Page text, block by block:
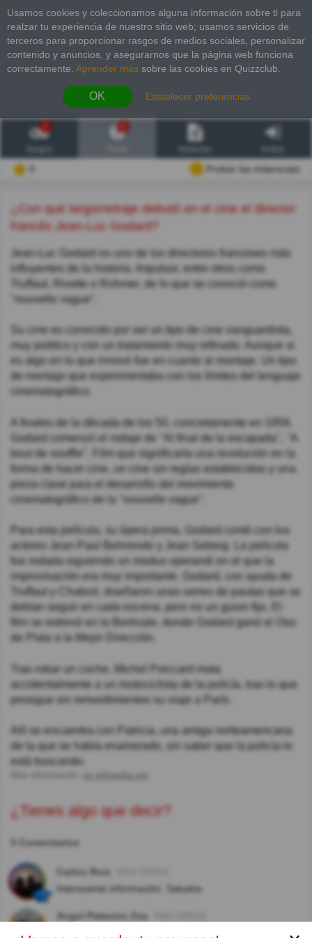
Usamos cookies y coleccionamos alguna información sobre ti para
realzar tu experiencia de nuestro sitio web; usamos servicios de
terceros para proporcionar rasgos de medios sociales, personalizar
contenido y anuncios, y asegurarnos que la página web funciona
correctamente. Aprender más sobre las cookies en Quizzclub.
OK Establecer preferencias
2
Probar las inderectas
¿Con qué largometraje debutó en el cine el director
francés Jean-Luc Godard?
Jean-Luc Godard es uno de los directores franceses más
influyentes de la historia. Impulsor, entre otros como
Truffaut, Rivette o Rohmer, de lo que se conoció como
"nouvelle vague".
Su cine es conocido por ser un tipo de cine vanguardista,
muy poético y con un tratamiento muy refinado. Aunque si
es algo en lo que innovó fue en cuanto al montaje. Un tipo
de montaje que experimentaba con los límites del lenguaje
cinematográfico.
A finales de la década de los 50, concretamente en 1959,
Godard comenzó el rodaje de "Al final de la escapada", "A
bout de souffle". Film que significaría una revolución en la
forma de hacer cine, un cine sin reglas establecidas y una
pieza clave para el desarrollo del movimiento
cinematográfico de la "nouvelle vague".
Para esta película, su ópera prima, Godard contó con los
actores Jean-Paul Belmondo y Jean Seberg. La película
fue rodada siguiendo un modus operandi en el que la
improvisación era muy importante. Godard, con ayuda de
Truffaut y Chabrol, diseñaron unas series de pautas que se
debían seguir en cada escena, pero no un guion fijo. El
film se estrenó en la Berlinale, donde Godard ganó el Oso
de Plata a la Mejor Dirección.
Tras robar un coche, Michel Poiccard mata
accidentalmente a un motociclista de la policía, tras lo que
prosigue sin remordimientos su viaje a París.
Allí se encuentra con Patricia, una amiga norteamericana
de la que se había enamorado, sin saber que la policía lo
está buscando.
¿Tienes algo que decir?
3 Comentarios
Carlos Ruiz
Interesante información. Saludos
Angel Palacios Zea
En México, también se llamó Sin Aliento